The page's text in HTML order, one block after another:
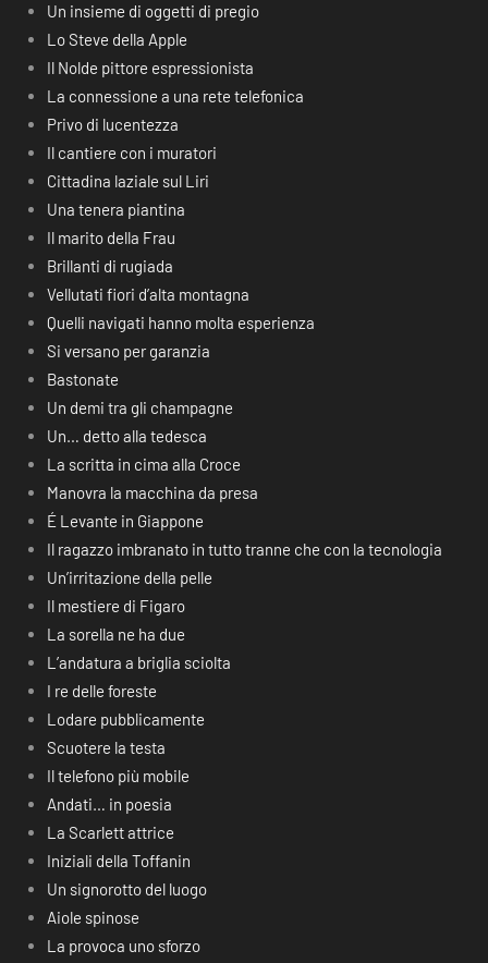
Un insieme di oggetti di pregio
Lo Steve della Apple
Il Nolde pittore espressionista
La connessione a una rete telefonica
Privo di lucentezza
Il cantiere con i muratori
Cittadina laziale sul Liri
Una tenera piantina
Il marito della Frau
Brillanti di rugiada
Vellutati fiori d’alta montagna
Quelli navigati hanno molta esperienza
Si versano per garanzia
Bastonate
Un demi tra gli champagne
Un… detto alla tedesca
La scritta in cima alla Croce
Manovra la macchina da presa
É Levante in Giappone
Il ragazzo imbranato in tutto tranne che con la tecnologia
Un’irritazione della pelle
Il mestiere di Figaro
La sorella ne ha due
L’andatura a briglia sciolta
I re delle foreste
Lodare pubblicamente
Scuotere la testa
Il telefono più mobile
Andati… in poesia
La Scarlett attrice
Iniziali della Toffanin
Un signorotto del luogo
Aiole spinose
La provoca uno sforzo